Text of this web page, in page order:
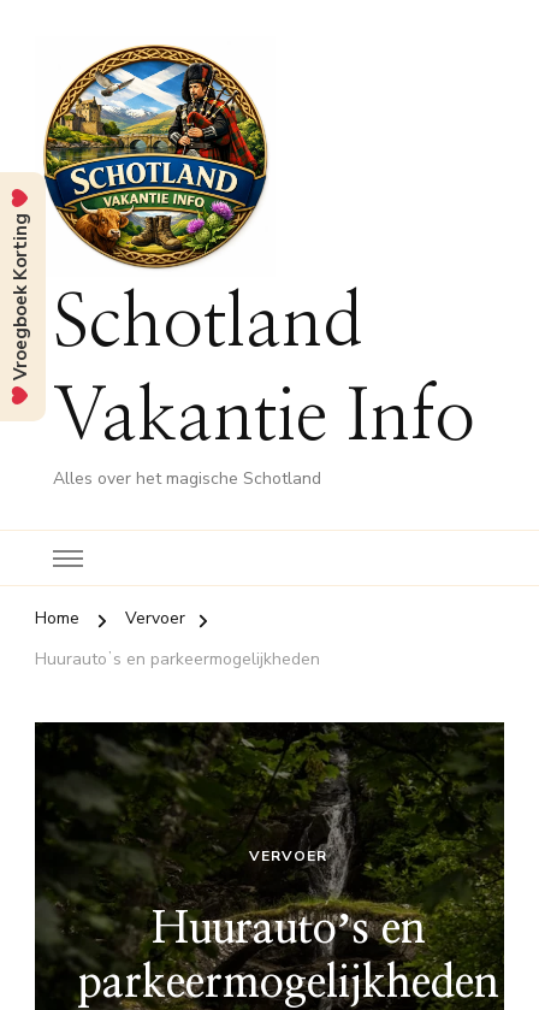
Schotland
Vakantie Info
Alles over het magische Schotland
Home
Vervoer
Huurautoʼs en parkeermogelijkheden
VERVOER
Huurautoʼs en
parkeermogelijkheden
Vroegboek Korting